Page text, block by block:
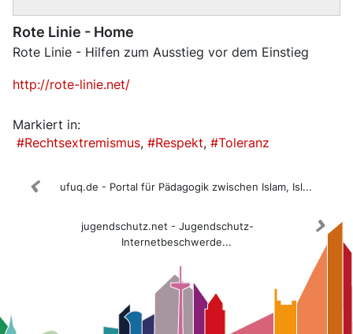
Rote Linie - Home
Rote Linie - Hilfen zum Ausstieg vor dem Einstieg
http://rote-linie.net/
Markiert in:
Rechtsextremismus
Respekt Toleranz
ufuq.de - Portal für Pädagogik zwischen Islam, Isl...
jugendschutz.net - Jugendschutz-
Internetbeschwerde...